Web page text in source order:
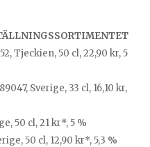
Tjeckien, 50 cl, 22,90 kr, 5
Sverige, 33 cl, 16,10 kr,
50 cl, 21 kr*, 5 %
50 cl, 12,90 kr*, 5,3 %